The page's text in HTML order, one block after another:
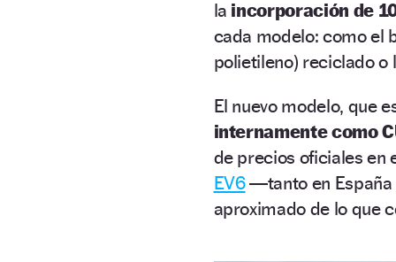
la incorporación de
cada modelo: como el
polietileno) reciclado o
El nuevo modelo, que
internamente como
de precios oficiales en
EV6—tanto en España
aproximado de lo que